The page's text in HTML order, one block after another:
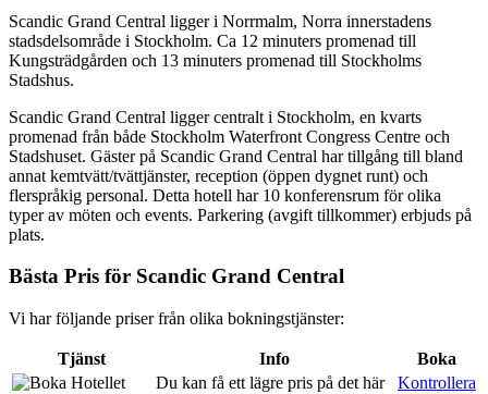
Scandic Grand Central ligger i Norrmalm, Norra innerstadens
stadsdelsområde i Stockholm. Ca 12 minuters promenad till
Kungsträdgården och 13 minuters promenad till Stockholms
Stadshus.
Scandic Grand Central ligger centralt i Stockholm, en kvarts
promenad från både Stockholm Waterfront Congress Centre och
Stadshuset. Gäster på Scandic Grand Central har tillgång till bland
annat kemtvätt/tvättjänster, reception (öppen dygnet runt) och
flerspråkig personal. Detta hotell har 10 konferensrum för olika
typer av möten och events. Parkering (avgift tillkommer) erbjuds på
plats.
Bästa Pris för Scandic Grand Central
Vi har följande priser från olika bokningstjänster:
Tjänst Info
Boka
Du kan få ett lägre pris på det här
Kontrollera